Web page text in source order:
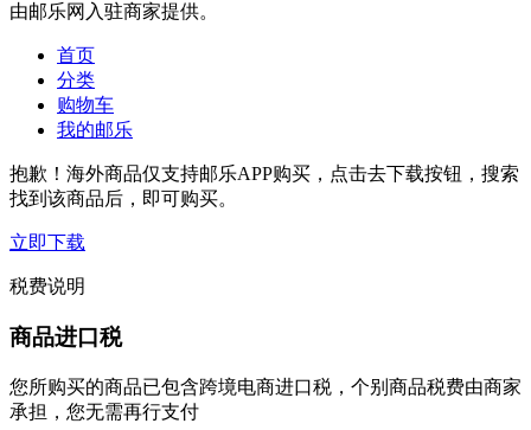
由邮乐网入驻商家提供。
首页
分类
购物车
我的邮乐
抱歉！海外商品仅支持邮乐APP购买，点击去下载按钮，搜索
找到该商品后，即可购买。
立即下载
税费说明
商品进口税
您所购买的商品已包含跨境电商进口税，个别商品税费由商家
承担，您无需再行支付